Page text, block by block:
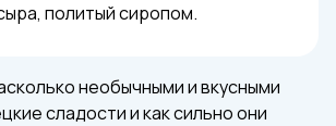
политый сиропом.
необычными и вкусными
сладости и как сильно они